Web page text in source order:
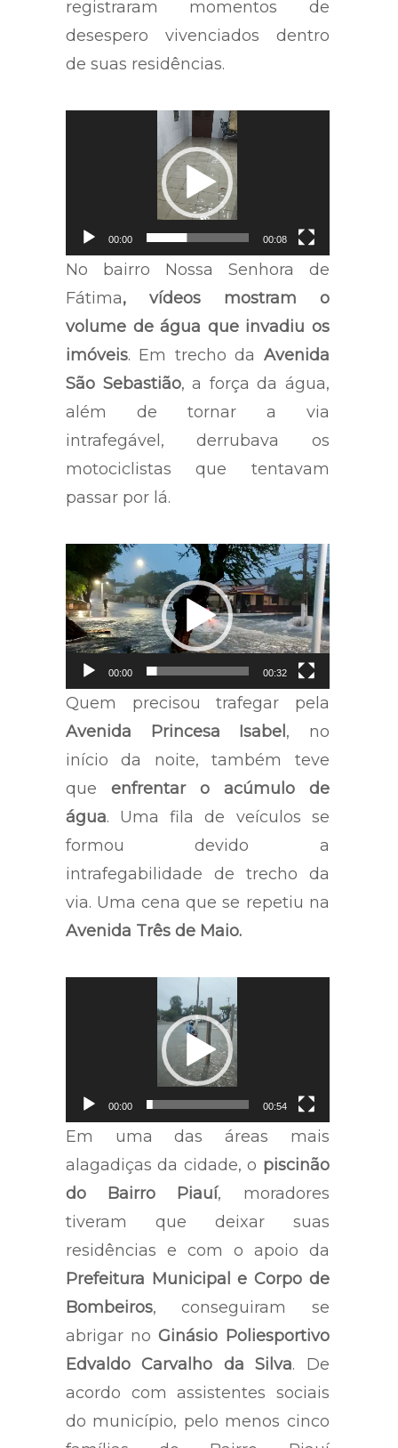
registraram momentos de
desespero vivenciados dentro
de suas residências.
Tocador
00:00 00:08
No bairro Nossa Senhora de
Fátima, vídeos mostram o
volume de água que invadiu os
imóveis. Em trecho da Avenida
São Sebastião, a força da água,
além de tornar a via
intrafegável, derrubava os
motociclistas que tentavam
passar por lá.
Tocador
de
vídeo
00:00 00:32
Quem precisou trafegar pela
Avenida Princesa Isabel , no
início da noite, também teve
que enfrentar o acúmulo de
água. Uma fila de veículos se
formou devido a
intrafegabilidade de trecho da
via. Uma cena que se repetiu na
Avenida Três de Maio.
Tocador
00:00 00:54
Em uma das áreas mais
alagadiças da cidade, o piscinão
do Bairro Piauí, moradores
tiveram que deixar suas
residências e com o apoio da
Prefeitura Municipal e Corpo de
Bombeiros, conseguiram se
abrigar no Ginásio Poliesportivo
Edvaldo Carvalho da Silva. De
acordo com assistentes sociais
do município, pelo menos cinco